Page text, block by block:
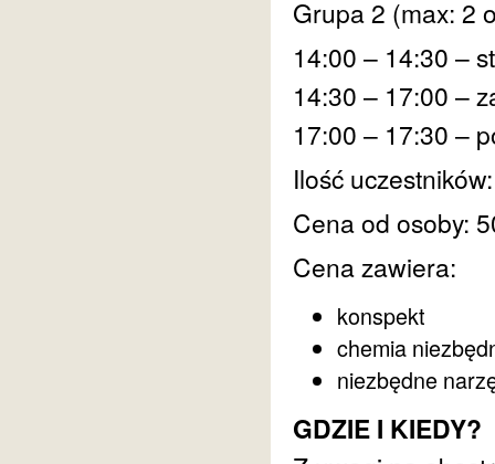
Grupa 2 (max: 2
14:00 – 14:30 –
14:30 – 17:00 –
17:00 – 17:30 –
Ilość
Cena od osoby:
Cena zawiera:
konspekt
chemia
niezbędne
GDZIE I KIEDY?